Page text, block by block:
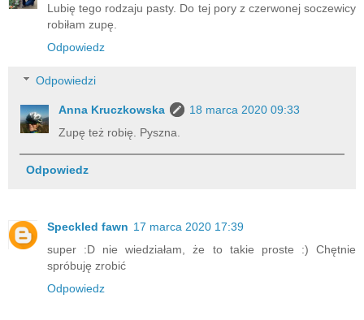
Lubię tego rodzaju pasty. Do tej pory z czerwonej soczewicy
robiłam zupę.
Odpowiedz
Odpowiedzi
Anna Kruczkowska
18 marca 2020 09:33
Zupę też robię. Pyszna.
Odpowiedz
Speckled fawn 17 marca 2020 17:39
super :D nie wiedziałam, że to takie proste :) Chętnie
spróbuję zrobić
Odpowiedz